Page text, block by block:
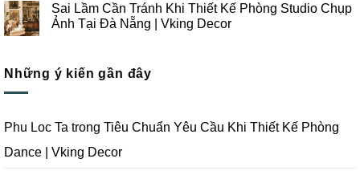
Nẵng
Vking
Công
Trọn
Gói
Tại
Đà
Decor
Ý
Khi
Thiết
Trọn
Gói
Đà
Nẵng
Vking
bình
luận
ở
Studio
Quay
Nẵng
|
Decor
Sai Lầm Cần Tránh Khi Thiết Kế Phòng Studio Chụp
Ảnh Tại Đà Nẵng | Vking Decor
luận
ở
Tránh
Khi
Kế
Những ý kiến gần đây
Phu Loc Ta trong Tiêu Chuẩn Yêu Cầu Khi Thiết Kế Phòng
Dance | Vking Decor